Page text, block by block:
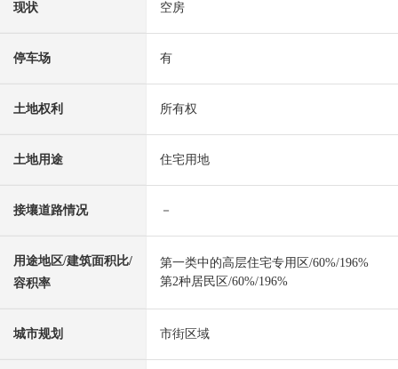
现状 空房
停车场 有
土地权利 所有权
土地用途 住宅用地
接壤道路情况 －
用途地区/建筑面积比/
容积率
第一类中的高层住宅专用区/60%/196%
第2种居民区/60%/196%
城市规划 市街区域